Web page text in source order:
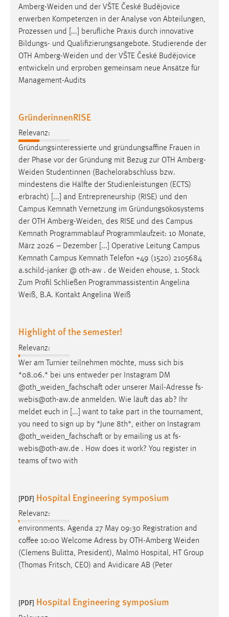
Amberg-Weiden und der VŠTE České Budějovice
erwerben Kompetenzen in der Analyse von Abteilungen,
Prozessen und [...] berufliche Praxis durch innovative
Bildungs- und Qualifizierungsangebote. Studierende der
OTH Amberg-Weiden und der VŠTE České Budějovice
entwickeln und erproben gemeinsam neue Ansätze für
Management-Audits
GründerinnenRISE
Relevanz:
Gründungsinteressierte und gründungsaffine Frauen in
der Phase vor der Gründung mit Bezug zur OTH Amberg-
Weiden Studentinnen (Bachelorabschluss bzw.
mindestens die Hälfte der Studienleistungen (ECTS)
erbracht) [...] and Entrepreneurship (RISE) und den
Campus Kemnath Vernetzung im Gründungsökosystems
der OTH Amberg-Weiden, des RISE und des Campus
Kemnath Programmablauf Programmlaufzeit: 10 Monate,
März 2026 – Dezember [...] Operative Leitung Campus
Kemnath Campus Kemnath Telefon +49 (1520) 2105684
a.schild-janker @ oth-aw . de Weiden ehouse, 1. Stock
Zum Profil Schließen Programmassistentin Angelina
Weiß, B.A. Kontakt Angelina Weiß
Highlight of the semester!
Relevanz:
Wer am Turnier teilnehmen möchte, muss sich bis
*08.06.* bei uns entweder per Instagram DM
@oth_weiden_fachschaft oder unserer Mail-Adresse fs-
webis@oth-aw.de anmelden. Wie läuft das ab? Ihr
meldet euch in [...] want to take part in the tournament,
you need to sign up by *June 8th*, either on Instagram
@oth_weiden_fachschaft or by emailing us at fs-
webis@oth-aw.de . How does it work? You register in
teams of two with
[PDF] Hospital Engineering symposium
Relevanz:
environments. Agenda 27 May 09:30 Registration and
coffee 10:00 Welcome Adress by OTH-Amberg Weiden
(Clemens Bulitta, President), Malmö Hospital, HT Group
(Thomas Fritsch, CEO) and Avidicare AB (Peter
[PDF] Hospital Engineering symposium
STATISTIK
Statistik Cookies erfassen Informationen anonym.
Diese Informationen helfen uns zu verstehen, wie
unsere Besucher unsere Website nutzen.
Name:
Zweck:
Zugriffsstatistik
Cookie Laufzeit:
Max. 13 Monate
MARKETING
Marketing Cookies werden von Drittanbietern
verwendet, um personalisierte Werbung anzuzeigen.
Sie tun dies, indem sie Besucher über Websites
hinweg verfolgen.
Name:
_gcl_au
Anbieter:
Zweck:
Conversion-Tracking
Cookie Laufzeit:
3 Monate
Facebook Pixel
Anbieter:
Zweck:
Conversion-Tracking
Cookie Laufzeit: